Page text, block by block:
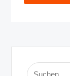
Suche